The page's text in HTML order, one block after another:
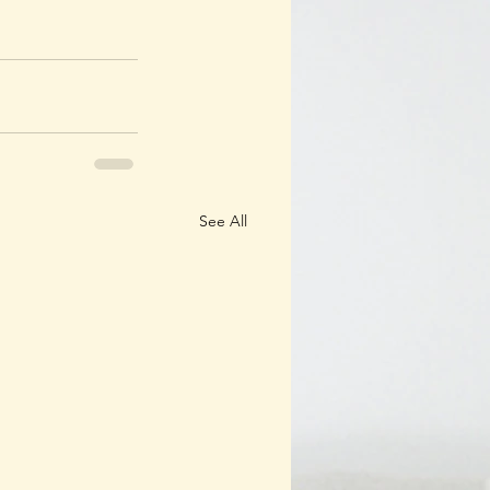
See All